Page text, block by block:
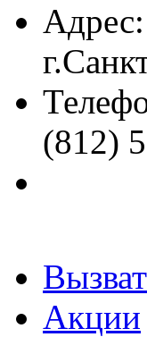
Адрес:
(812)
Акции